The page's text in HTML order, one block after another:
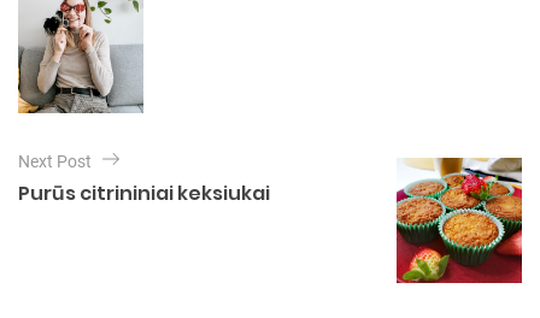
r
i
g
a
c
i
Next Post
Purūs citrininiai keksiukai